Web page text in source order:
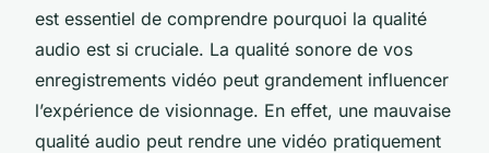
est essentiel de comprendre pourquoi la qualité
audio est si cruciale. La qualité sonore de vos
enregistrements vidéo peut grandement influencer
l’expérience de visionnage. En effet, une mauvaise
qualité audio peut rendre une vidéo pratiquement